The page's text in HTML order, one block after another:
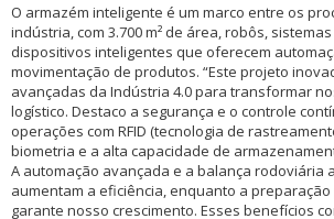
O armazém inteligente é um marco entre os
indústria, com 3.700 m² de área, robôs,
dispositivos inteligentes que oferecem
movimentação de produtos. “Este projeto
avançadas da Indústria 4.0 para transformar
logístico. Destaco a segurança e o controle
operações com RFID (tecnologia de
biometria e a alta capacidade de
A automação avançada e a balança rodoviária
aumentam a eficiência, enquanto a
garante nosso crescimento. Esses benefícios